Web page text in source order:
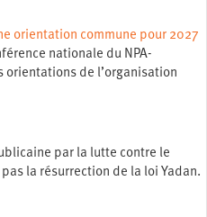
orientation commune pour 2027
nationale du NPA-
de l’organisation
par la lutte contre le
la résurrection de la loi Yadan.